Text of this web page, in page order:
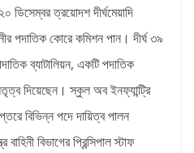
ত্রয়োদশ দীর্ঘমেয়াদি
পদাতিক কোরে কমিশন পান। দীর্ঘ ৩৯
ব্যাটালিয়ন, একটি পদাতিক
দিয়েছেন। স্কুল অব ইনফ্যান্ট্রি
বিভিন্ন পদে দায়িত্ব পালন
বিভাগের প্রিন্সিপাল স্টাফ